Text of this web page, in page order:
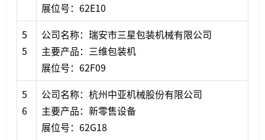
展位号：62E10
5
5
公司名称：瑞安市三星包装机械有限公司
主要产品：三维包装机
展位号：62F09
5
6
公司名称：杭州中亚机械股份有限公司
主要产品：新零售设备
展位号：62G18